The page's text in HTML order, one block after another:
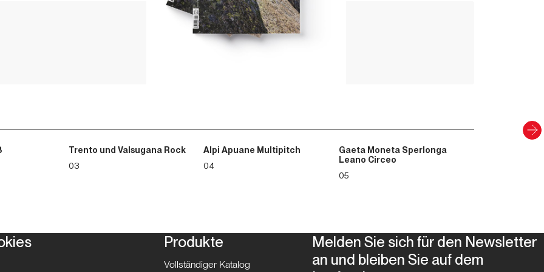
Trento und Valsugana Rock
03
Alpi Apuane Multipitch
04
Gaeta Moneta Sperlonga
Leano Circeo
05
Produkte
Vollständiger Katalog
Melden Sie sich für den Newsletter
an und bleiben Sie auf dem